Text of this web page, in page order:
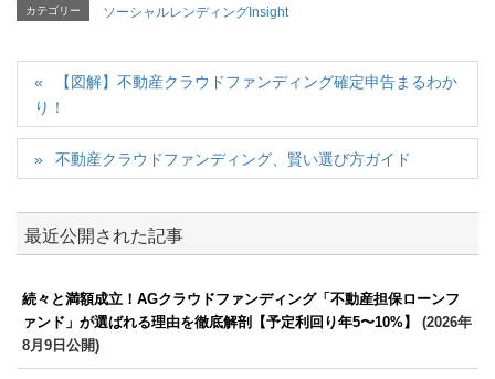
カテゴリー ソーシャルレンディングInsight
【図解】不動産クラウドファンディング確定申告まるわか
り！
不動産クラウドファンディング、賢い選び方ガイド
最近公開された記事
続々と満額成立！AGクラウドファンディング「不動産担保ローンフ
ァンド」が選ばれる理由を徹底解剖【予定利回り年5〜10%】
(2026年
8月9日公開)